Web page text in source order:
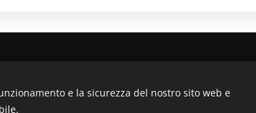
Creato conWebnode
e la sicurezza del nostro sito web e